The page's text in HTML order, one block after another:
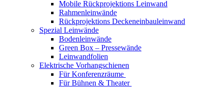
Mobile Rückprojektions Leinwand
Rahmenleinwände
Rückprojektions Deckeneinbauleinwand
Spezial Leinwände
Bodenleinwände
Green Box – Pressewände
Leinwandfolien
Elektrische Vorhangschienen
Für Konferenzräume
Für Bühnen & Theater